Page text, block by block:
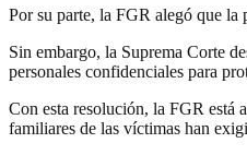
Por su parte, la FGR alegó que
Sin embargo, la Suprema Corte
personales confidenciales para
Con esta resolución, la FGR está
familiares de las víctimas han